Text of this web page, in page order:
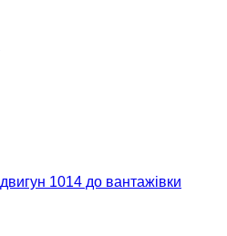
двигун 1014 до вантажівки